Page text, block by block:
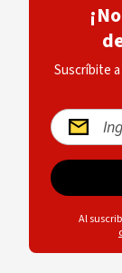
Suscríbite
Al